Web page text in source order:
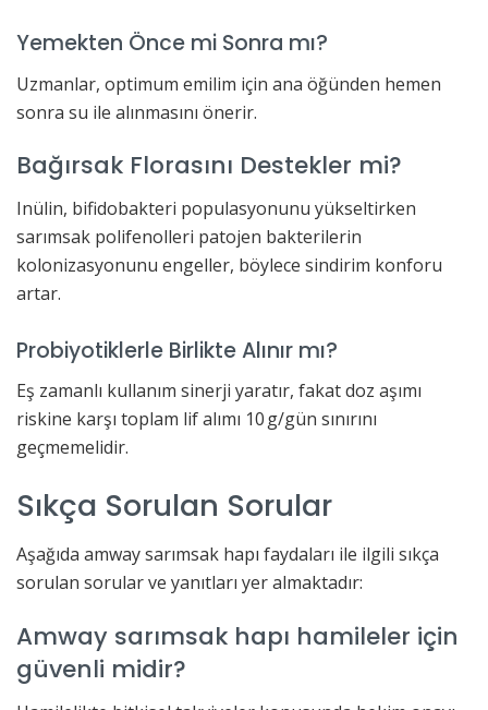
Yemekten Önce mi Sonra mı?
Uzmanlar, optimum emilim için ana öğünden hemen
sonra su ile alınmasını önerir.
Bağırsak Florasını Destekler mi?
Inülin, bifidobakteri populasyonunu yükseltirken
sarımsak polifenolleri patojen bakterilerin
kolonizasyonunu engeller, böylece sindirim konforu
artar.
Probiyotiklerle Birlikte Alınır mı?
Eş zamanlı kullanım sinerji yaratır, fakat doz aşımı
riskine karşı toplam lif alımı 10 g/gün sınırını
geçmemelidir.
Sıkça Sorulan Sorular
Aşağıda amway sarımsak hapı faydaları ile ilgili sıkça
sorulan sorular ve yanıtları yer almaktadır:
Amway sarımsak hapı hamileler için
güvenli midir?